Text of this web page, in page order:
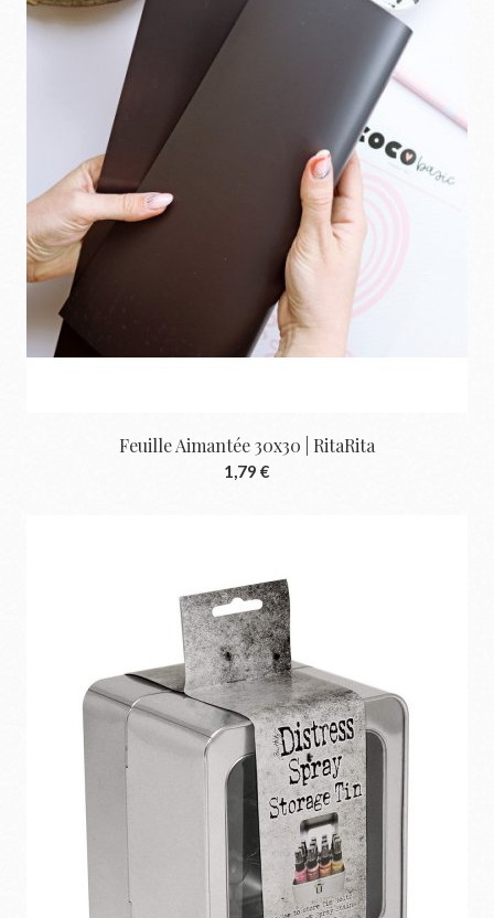
Feuille Aimantée 30x30 | RitaRita
1,79 €